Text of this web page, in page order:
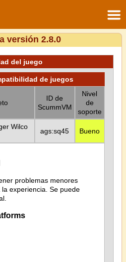
versión 2.8.0
del juego
de juegos
ID de
ScummVM
Nivel
de
soporte
Wilco
ags:sq45 Bueno
problemas menores
experiencia. Se puede